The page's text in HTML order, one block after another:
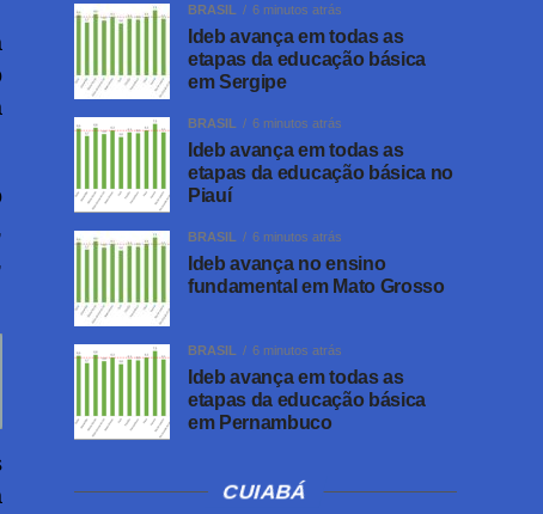
BRASIL 6 minutos atrás
Ideb avança em todas as
etapas da educação básica
em Sergipe
BRASIL 6 minutos atrás
Ideb avança em todas as
etapas da educação básica no
Piauí
BRASIL 6 minutos atrás
Ideb avança no ensino
fundamental em Mato Grosso
BRASIL 6 minutos atrás
Ideb avança em todas as
etapas da educação básica
em Pernambuco
CUIABÁ